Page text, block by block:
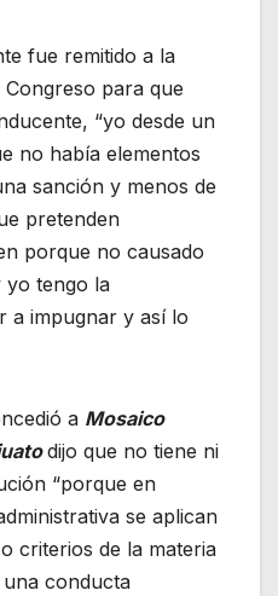
fue remitido a la
para que
“yo desde un
no había elementos
sanción y menos de
pretenden
porque no causado
yo tengo la
a impugnar y así lo
a Mosaico
dijo que no tiene ni
“porque en
se aplican
criterios de la materia
conducta